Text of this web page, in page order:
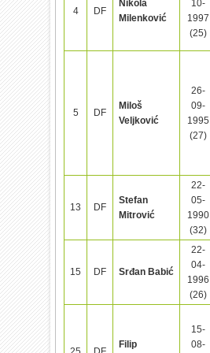
4 DF
Nikola
Milenković
10-
1997
(25)
5 DF
Miloš
Veljković
26-
09-
1995
(27)
13 DF
Stefan
Mitrović
22-
05-
1990
(32)
15 DF Srđan Babić
22-
04-
1996
(26)
Filip
15-
08-